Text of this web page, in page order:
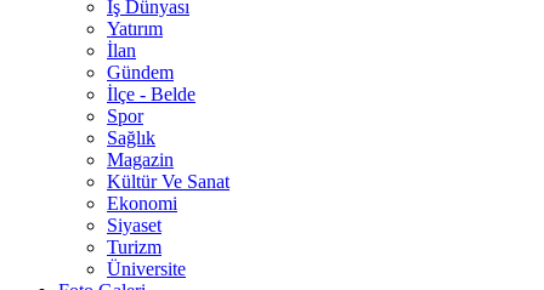
İş Dünyası
Yatırım
İlan
Gündem
İlçe - Belde
Spor
Sağlık
Magazin
Kültür Ve Sanat
Ekonomi
Siyaset
Turizm
Üniversite